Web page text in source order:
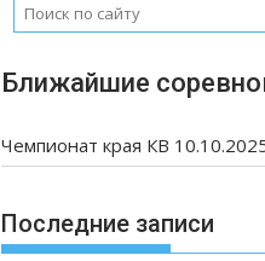
Ближайшие
Чемпионат края КВ
Последние записи